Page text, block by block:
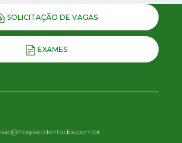
SOLICITAÇÃO DE VAGAS
EXAMES
sac@hospacidentados.com.br